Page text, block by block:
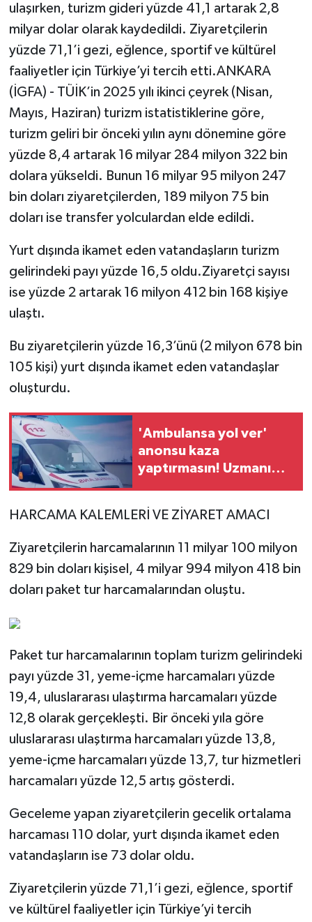
ulaşırken, turizm gideri yüzde 41,1 artarak 2,8
milyar dolar olarak kaydedildi. Ziyaretçilerin
yüzde 71,1’i gezi, eğlence, sportif ve kültürel
faaliyetler için Türkiye’yi tercih etti.ANKARA
(İGFA) - TÜİK’in 2025 yılı ikinci çeyrek (Nisan,
Mayıs, Haziran) turizm istatistiklerine göre,
turizm geliri bir önceki yılın aynı dönemine göre
yüzde 8,4 artarak 16 milyar 284 milyon 322 bin
dolara yükseldi. Bunun 16 milyar 95 milyon 247
bin doları ziyaretçilerden, 189 milyon 75 bin
doları ise transfer yolculardan elde edildi.
Yurt dışında ikamet eden vatandaşların turizm
gelirindeki payı yüzde 16,5 oldu.Ziyaretçi sayısı
ise yüzde 2 artarak 16 milyon 412 bin 168 kişiye
ulaştı.
Bu ziyaretçilerin yüzde 16,3’ünü (2 milyon 678 bin
105 kişi) yurt dışında ikamet eden vatandaşlar
oluşturdu.
'Ambulansa yol ver'
anonsu kaza
yaptırmasın! Uzmanı
HARCAMA KALEMLERİ VE ZİYARET AMACI
Ziyaretçilerin harcamalarının 11 milyar 100 milyon
829 bin doları kişisel, 4 milyar 994 milyon 418 bin
doları paket tur harcamalarından oluştu.
Paket tur harcamalarının toplam turizm gelirindeki
payı yüzde 31, yeme-içme harcamaları yüzde
19,4, uluslararası ulaştırma harcamaları yüzde
12,8 olarak gerçekleşti. Bir önceki yıla göre
uluslararası ulaştırma harcamaları yüzde 13,8,
yeme-içme harcamaları yüzde 13,7, tur hizmetleri
harcamaları yüzde 12,5 artış gösterdi.
Geceleme yapan ziyaretçilerin gecelik ortalama
harcaması 110 dolar, yurt dışında ikamet eden
vatandaşların ise 73 dolar oldu.
Ziyaretçilerin yüzde 71,1’i gezi, eğlence, sportif
ve kültürel faaliyetler için Türkiye’yi tercih